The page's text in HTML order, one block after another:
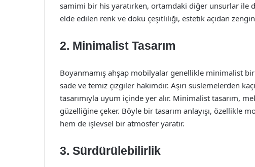
samimi bir his yaratırken, ortamdaki diğer unsurlar ile
elde edilen renk ve doku çeşitliliği, estetik açıdan
2. Minimalist Tasarım
Boyanmamış ahşap mobilyalar genellikle minimalist
sade ve temiz çizgiler hakimdir. Aşırı süslemelerden
tasarımıyla uyum içinde yer alır. Minimalist tasarım,
güzelliğine çeker. Böyle bir tasarım anlayışı, özellikle
hem de işlevsel bir atmosfer yaratır.
3. Sürdürülebilirlik